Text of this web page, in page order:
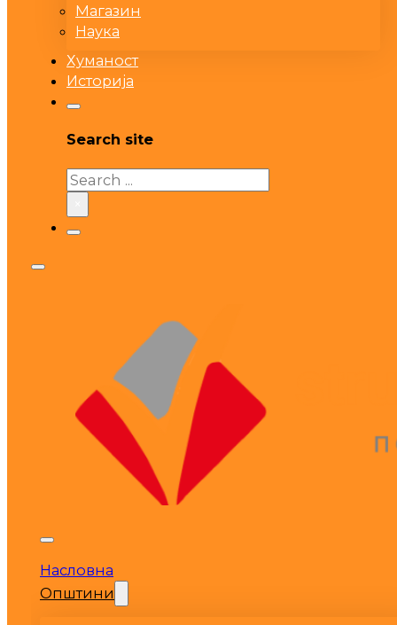
Магазин
Наука
Хуманост
Историја
Search site
Search
Насловна
Општини